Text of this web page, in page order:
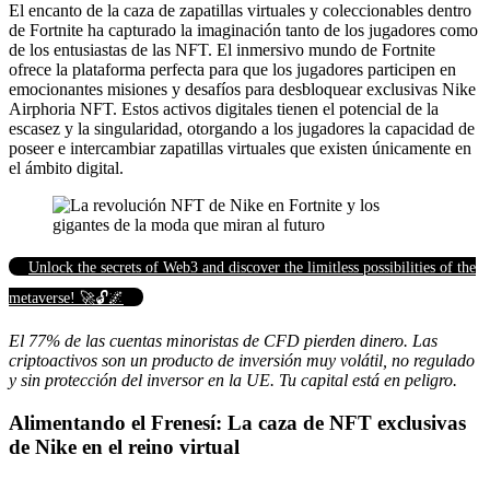
El encanto de la caza de zapatillas virtuales y coleccionables dentro
de Fortnite ha capturado la imaginación tanto de los jugadores como
de los entusiastas de las NFT. El inmersivo mundo de Fortnite
ofrece la plataforma perfecta para que los jugadores participen en
emocionantes misiones y desafíos para desbloquear exclusivas Nike
Airphoria NFT. Estos activos digitales tienen el potencial de la
escasez y la singularidad, otorgando a los jugadores la capacidad de
poseer e intercambiar zapatillas virtuales que existen únicamente en
el ámbito digital.
Unlock the secrets of Web3 and discover the limitless possibilities of the
metaverse! 🚀🔓🌌
El 77% de las cuentas minoristas de CFD pierden dinero. Las
criptoactivos son un producto de inversión muy volátil, no regulado
y sin protección del inversor en la UE. Tu capital está en peligro.
Alimentando el Frenesí: La caza de NFT exclusivas
de Nike en el reino virtual